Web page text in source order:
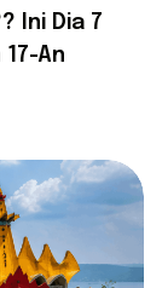
Ini Dia 7
An